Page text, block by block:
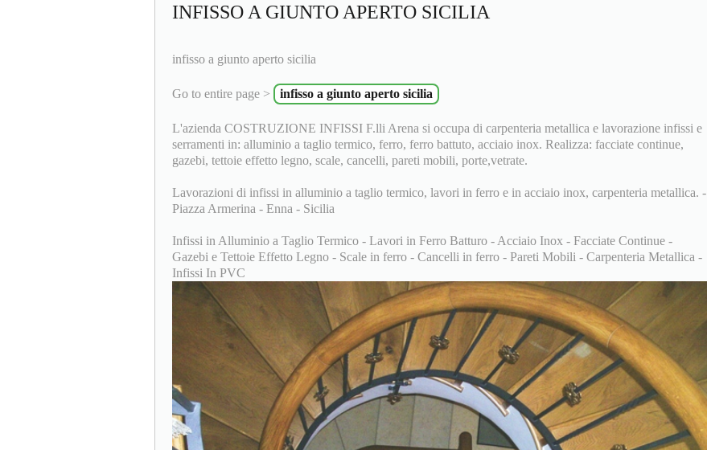
INFISSO A GIUNTO APERTO SICILIA
infisso a giunto aperto sicilia
Go to entire page > infisso a giunto aperto sicilia
L'azienda COSTRUZIONE INFISSI F.lli Arena si occupa di carpenteria metallica e lavorazione infissi e
serramenti in: alluminio a taglio termico, ferro, ferro battuto, acciaio inox. Realizza: facciate continue,
gazebi, tettoie effetto legno, scale, cancelli, pareti mobili, porte,vetrate.
Lavorazioni di infissi in alluminio a taglio termico, lavori in ferro e in acciaio inox, carpenteria metallica. -
Piazza Armerina - Enna - Sicilia
Infissi in Alluminio a Taglio Termico - Lavori in Ferro Batturo - Acciaio Inox - Facciate Continue -
Gazebi e Tettoie Effetto Legno - Scale in ferro - Cancelli in ferro - Pareti Mobili - Carpenteria Metallica -
Infissi In PVC